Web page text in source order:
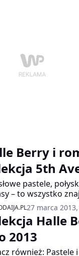
Berry i
5th
pastele,
– to wszystko
5th Avenue firmy
Halle Berry.
pozwoli
stylizacji.
27 marca
Halle
2013
również: Pastele